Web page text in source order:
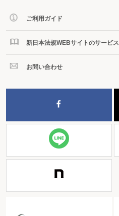
ご利用ガイド
新日本法規WEBサイトのサービス
お問い合わせ